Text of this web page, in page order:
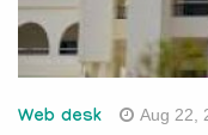
Web desk Aug 22,